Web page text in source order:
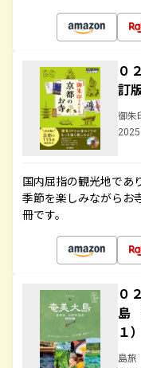
０
訂
御朱
国内屈指の観光地であ
季節を楽しみながらお
冊です。
０
島
１
島旅